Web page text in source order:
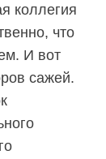
коллегия
что
И вот
сажей.